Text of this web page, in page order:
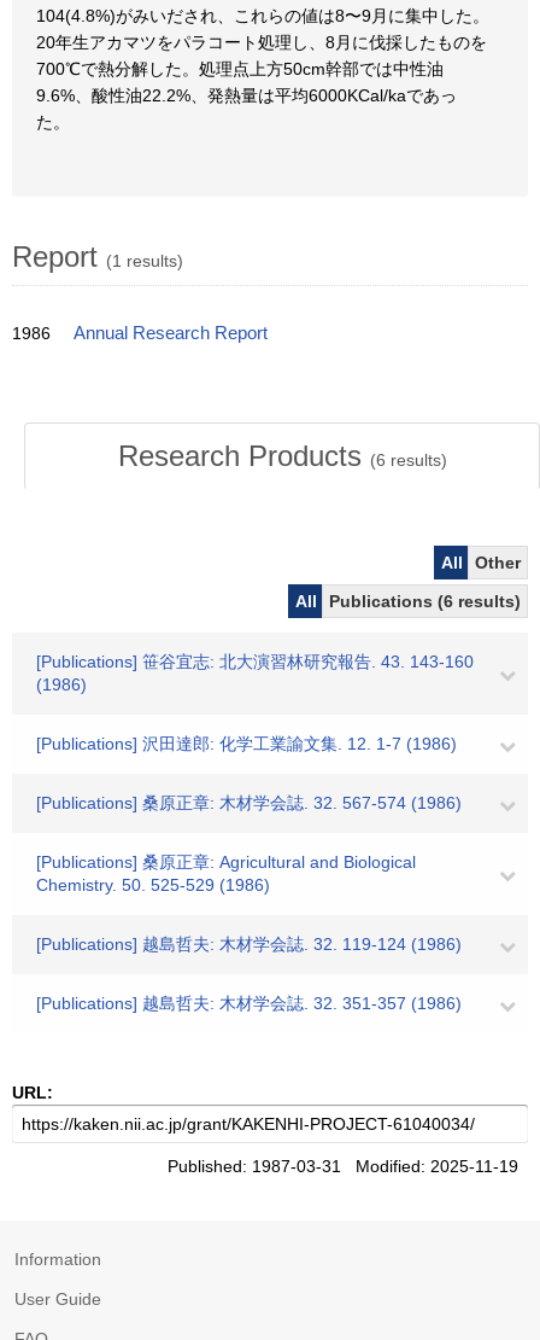
104(4.8%)がみいだされ、これらの値は8〜9月に集中した。
20年生アカマツをパラコート処理し、8月に伐採したものを
700℃で熱分解した。処理点上方50cm幹部では中性油
9.6%、酸性油22.2%、発熱量は平均6000KCal/kaであっ
た。
Report (1 results)
1986 Annual Research Report
Research Products (6 results)
All
Other
All
Publications (6 results)
[Publications] 笹谷宜志: 北大演習林研究報告. 43. 143-160
(1986)
[Publications] 沢田達郎: 化学工業諭文集. 12. 1-7 (1986)
[Publications] 桑原正章: 木材学会誌. 32. 567-574 (1986)
[Publications] 桑原正章: Agricultural and Biological
Chemistry. 50. 525-529 (1986)
[Publications] 越島哲夫: 木材学会誌. 32. 119-124 (1986)
[Publications] 越島哲夫: 木材学会誌. 32. 351-357 (1986)
URL:
Published: 1987-03-31 Modified: 2025-11-19
Information
User Guide